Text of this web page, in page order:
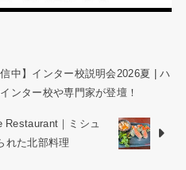
信中】インター校説明会2026夏 | ハ
ンター校や専門家が登壇！
Restaurant｜ミシュ
れた北部料理